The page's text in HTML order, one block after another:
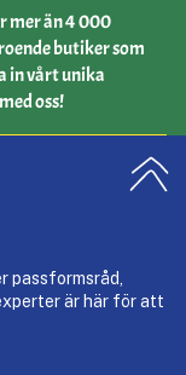
mer än 4 000
butiker som
in vårt unika
oss!
passformsråd,
är här för att